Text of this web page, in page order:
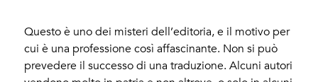
Questo è uno dei misteri dell’editoria, e il motivo per
cui è una professione così affascinante. Non si può
prevedere il successo di una traduzione. Alcuni autori